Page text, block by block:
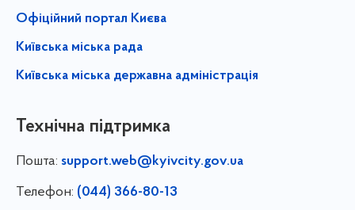
Офіційний портал Києва
Київська міська рада
Київська міська державна адміністрація
Технічна підтримка
Пошта: support.web@kyivcity.gov.ua
Телефон: (044) 366-80-13